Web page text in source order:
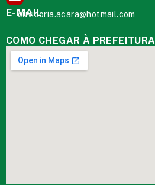
E-MAIL
ouvidoria.acara@hotmail.com
COMO CHEGAR À PREFEITURA